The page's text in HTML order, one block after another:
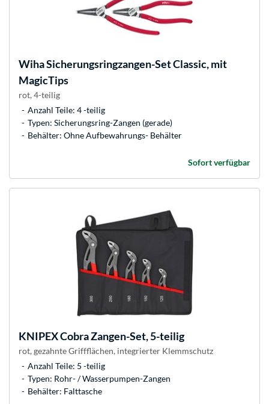
WihaSicherungsringzangen-Set Classic, mit
MagicTips
rot, 4-teilig
Anzahl Teile: 4 -teilig
Typen: Sicherungsring-Zangen (gerade)
Behälter: Ohne Aufbewahrungs- Behälter
Sofort verfügbar
KNIPEXCobra Zangen-Set, 5-teilig
rot, gezahnte Griffflächen, integrierter Klemmschutz
Anzahl Teile: 5 -teilig
Typen: Rohr- / Wasserpumpen-Zangen
Behälter: Falttasche